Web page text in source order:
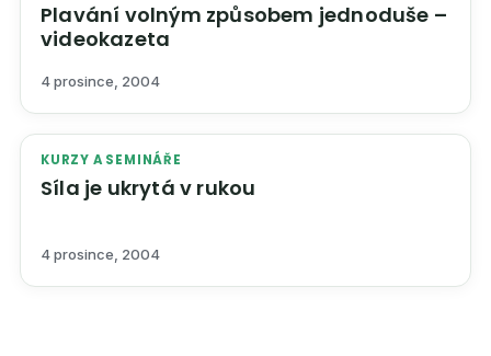
Plavání volným způsobem jednoduše –
videokazeta
4 prosince, 2004
KURZY A SEMINÁŘE
Síla je ukrytá v rukou
4 prosince, 2004